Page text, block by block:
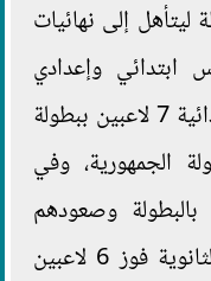
ليتأهل إلى نهائيات
ابتدائي وإعدادي
وثانوي حيث فاز في المرحلة الابتدائية 7 لاعبين ببطولة
الجمهورية، وفي
فوز 4 لاعبين بالبطولة وصعودهم
لبطولة الجمهورية، وفي المرحلة الثانوية فوز 6 لاعبين